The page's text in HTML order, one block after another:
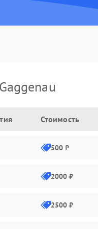
Стоимость
500 ₽
2000 ₽
2500 ₽